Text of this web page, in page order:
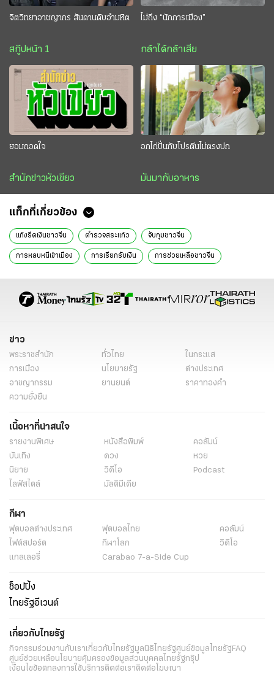
จิตวิทยาอาชญากร สันดานดิบอำมหิต
สกู๊ปหน้า 1
ไม่ถึง “นักการเมือง”
กล้าได้กล้าเสีย
ยอมถอดใจ
สำนักข่าวหัวเขียว
อกไก่ปั่นกับโปรตีนไม่ตรงปก
มันมากับอาหาร
แท็กที่เกี่ยวข้อง
แก๊งรีดเงินชาวจีน ตำรวจสระแก้ว จับกุมชาวจีน
การหลบหนีเข้าเมือง การเรียกรับเงิน การช่วยเหลือชาวจีน
หลบหนีเข้าเมือง จังหวัดสระแก้ว กักขังหน่วงเหนี่ยว
ข่าวไทยรัฐ
ข่าว
พระราชสำนัก ทั่วไทย
ในกระแส
การเมือง
นโยบายรัฐ
ต่างประเทศ
อาชญากรรม
ยานยนต์
ราคาทองคำ
ความยั่งยืน
เนื้อหาที่น่าสนใจ
รายงานพิเศษ หนังสือพิมพ์
คอลัมน์
บันเทิง
ดวง
หวย
นิยาย
วิดีโอ
Podcast
ไลฟ์สไตล์
มัลติมีเดีย
กีฬา
ฟุตบอลต่่างประเทศ ฟุตบอลไทย
คอลัมน์
ไฟต์สปอร์ต
กีฬาโลก
วิดีโอ
แกลเลอรี่
Carabao 7-a-Side Cup
ช็อปปิ้ง
ไทยรัฐอีเวนต์
เกี่ยวกับไทยรัฐ
กิจกรรมร่วมงานกับเราเกี่ยวกับไทยรัฐมูลนิธิไทยรัฐศูนย์ข้อมูลไทยรัฐFAQ
ศูนย์ช่วยเหลือนโยบายคุ้มครองข้อมูลส่วนบุคคลไทยรัฐกรุ๊ป
เงื่อนไขข้อตกลงการใช้บริการติดต่อเราติดต่อโฆษณา